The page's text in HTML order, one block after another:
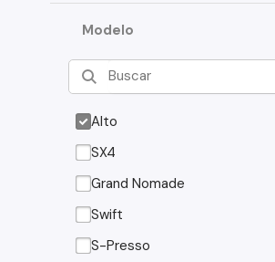
Modelo
Alto
SX4
Grand Nomade
Swift
S-Presso